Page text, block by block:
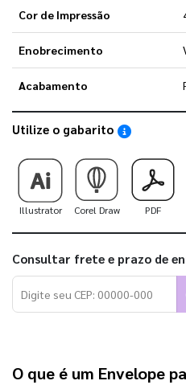
Cor de Impressão
Enobrecimento
Acabamento
Utilize o gabarito Saiba como
Illustrator Corel Draw PDF
Consultar frete e prazo de
O que é um Envelope